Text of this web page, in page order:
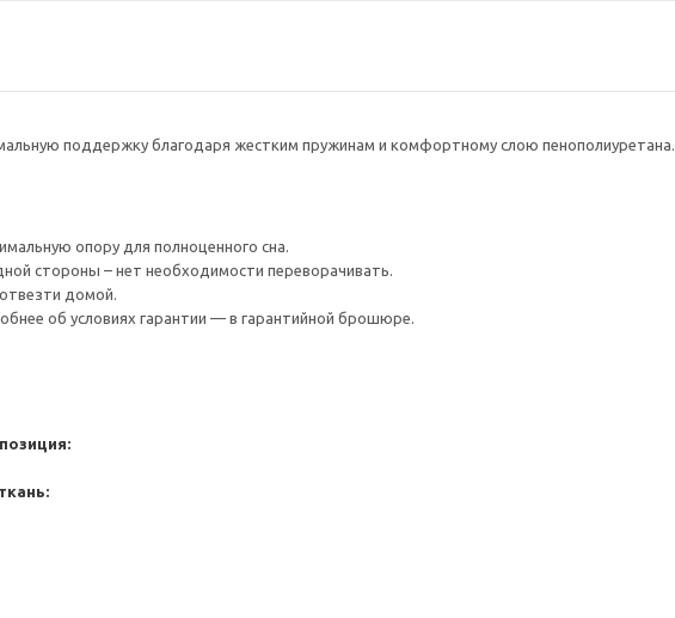
поддержку благодаря жестким пружинам и комфортному слою пенополиуретана.
опору для полноценного сна.
стороны – нет необходимости переворачивать.
домой.
об условиях гарантии — в гарантийной брошюре.